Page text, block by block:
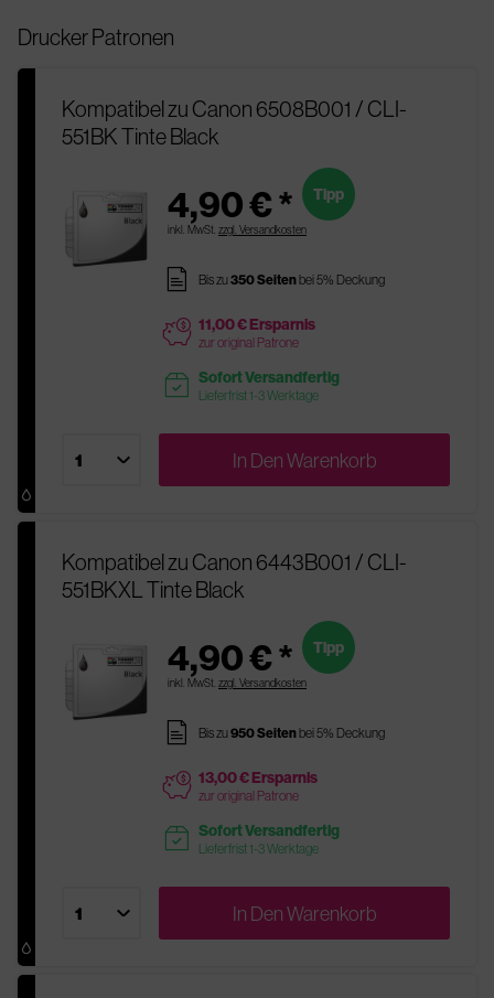
Drucker Patronen
Kompatibel zu Canon 6508B001 / CLI-
551BK Tinte Black
4,90 € *
inkl. MwSt. zzgl. Versandkosten
Tipp
pages Bis zu350 Seitenbei 5% Deckung
price 11,00 € Ersparnis
zur original Patrone
readytoship Sofort Versandfertig
Lieferfrist 1-3 Werktage
In DenWarenkorb
Kompatibel zu Canon 6443B001 / CLI-
551BKXL Tinte Black
4,90 € *
inkl. MwSt. zzgl. Versandkosten
Tipp
pages Bis zu950 Seitenbei 5% Deckung
price 13,00 € Ersparnis
zur original Patrone
readytoship Sofort Versandfertig
Lieferfrist 1-3 Werktage
In DenWarenkorb